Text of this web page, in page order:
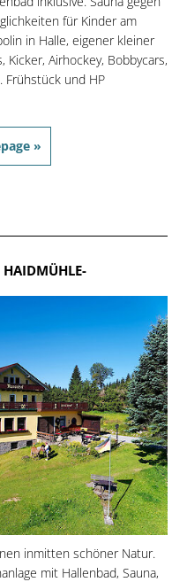
für Kinder am
in Halle, eigener kleiner
Kicker, Airhockey, Bobbycars,
Frühstück und HP
»
inmitten schöner Natur.
mit Hallenbad, Sauna,